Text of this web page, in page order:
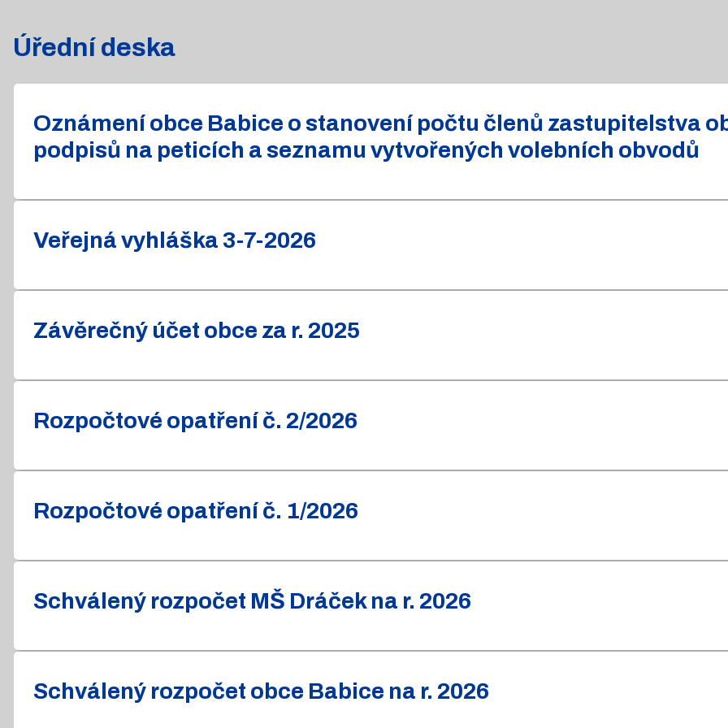
Úřední deska
Oznámení obce Babice o stanovení počtu členů zastupitelstva
podpisů na peticích a seznamu vytvořených volebních obvodů
Veřejná vyhláška 3-7-2026
Závěrečný účet obce za r. 2025
Rozpočtové opatření č. 2/2026
Rozpočtové opatření č. 1/2026
Schválený rozpočet MŠ Dráček na r. 2026
Schválený rozpočet obce Babice na r. 2026